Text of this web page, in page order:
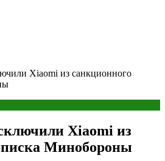
Xiaomi из санкционного
Xiaomi из
Минобороны